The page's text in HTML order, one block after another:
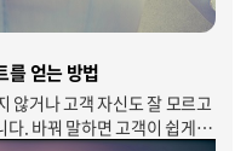
사이트를 얻는 방법
거나 고객 자신도 잘 모르고
다. 바꿔 말하면 고객이 쉽게